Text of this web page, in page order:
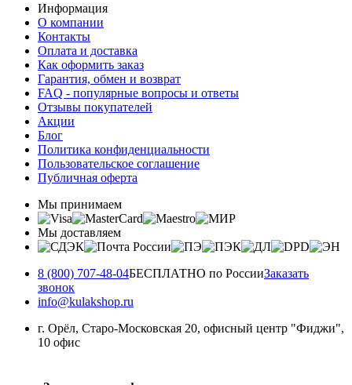
Информация
О компании
Контакты
Оплата и доставка
Как оформить заказ
Гарантия, обмен и возврат
FAQ - популярные вопросы и ответы
Отзывы покупателей
Акции
Блог
Политика конфиденциальности
Пользовательское соглашение
Публичная оферта
Мы принимаем
Мы доставляем
8 (800) 707-48-04БЕСПЛАТНО по РоссииЗаказать
звонок
info@kulakshop.ru
г. Орёл, Старо-Московская 20, офисный центр "Фиджи",
10 офис